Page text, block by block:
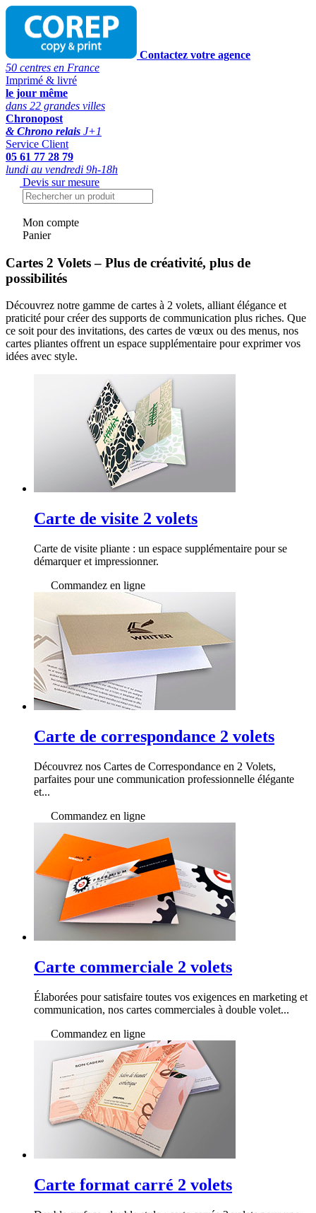
Contactez votre agence
50 centres en France
Imprimé & livré
le jour même
dans 22 grandes villes
Chronopost
& Chrono relais J+1
Service Client
05 61 77 28 79
lundi au vendredi 9h-18h
Devis sur mesure
Mon compte
Panier
Cartes 2 Volets – Plus de créativité, plus de
possibilités
Découvrez notre gamme de cartes à 2 volets, alliant élégance et
praticité pour créer des supports de communication plus riches. Que
ce soit pour des invitations, des cartes de vœux ou des menus, nos
cartes pliantes offrent un espace supplémentaire pour exprimer vos
idées avec style.
Carte de visite 2 volets
Carte de visite pliante : un espace supplémentaire pour se
démarquer et impressionner.
Commandez en ligne
Carte de correspondance 2 volets
Découvrez nos Cartes de Correspondance en 2 Volets,
parfaites pour une communication professionnelle élégante
et...
Commandez en ligne
Carte commerciale 2 volets
Élaborées pour satisfaire toutes vos exigences en marketing et
communication, nos cartes commerciales à double volet...
Commandez en ligne
Carte format carré 2 volets